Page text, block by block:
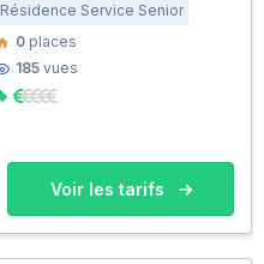
Résidence Service Senior
0 places
185 vues
Voir les tarifs